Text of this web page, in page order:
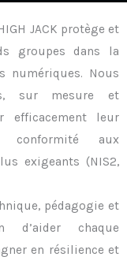
JACK protège et
groupes dans la
numériques. Nous
sur mesure et
efficacement leur
conformité aux
exigeants (NIS2,
pédagogie et
d’aider chaque
en résilience et